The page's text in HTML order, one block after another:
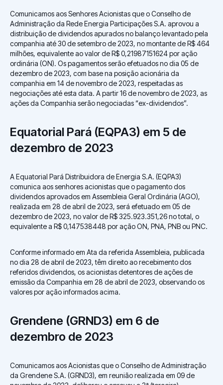
Comunicamos aos Senhores Acionistas que o Conselho de
Administração da Rede Energia Participações S.A. aprovou a
distribuição de dividendos apurados no balanço levantado pela
companhia até 30 de setembro de 2023, no montante de R$ 464
milhões, equivalente ao valor de R$ 0,21987151624 por ação
ordinária (ON). Os pagamentos serão efetuados no dia 05 de
dezembro de 2023, com base na posição acionária da
companhia em 14 de novembro de 2023, respeitadas as
negociações até esta data. A partir 16 de novembro de 2023, as
ações da Companhia serão negociadas “ex-dividendos”.
Equatorial Pará (EQPA3) em 5 de
dezembro de 2023
A Equatorial Pará Distribuidora de Energia S.A. (EQPA3)
comunica aos senhores acionistas que o pagamento dos
dividendos aprovados em Assembleia Geral Ordinária (AGO),
realizada em 28 de abril de 2023, será efetuado em 05 de
dezembro de 2023, no valor de R$ 325.923.351,26 no total, o
equivalente a R$ 0,147538448 por ação ON, PNA, PNB ou PNC.
Conforme informado em Ata da referida Assembleia, publicada
no dia 28 de abril de 2023, têm direito ao recebimento dos
referidos dividendos, os acionistas detentores de ações de
emissão da Companhia em 28 de abril de 2023, observando os
valores por ação informados acima.
Grendene (GRND3) em 6 de
dezembro de 2023
Comunicamos aos Acionistas que o Conselho de Administração
da Grendene S.A. (GRND3), em reunião realizada em 09 de